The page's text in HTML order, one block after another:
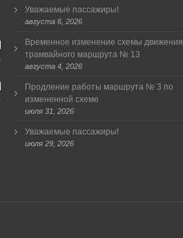
Уважаемые пассажиры!
августа 6, 2026
Временное изменение схемы движения
трамвайного маршрута № 13
августа 4, 2026
Продление работы маршрута № 3 по
измененной схеме
июля 31, 2026
Уважаемые пассажиры!
июля 29, 2026